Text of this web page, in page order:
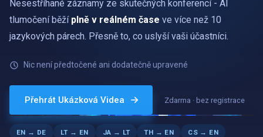
Nesestříhané záznamy ze skutečných konferencí - AI
tlumočení běží plně v reálném čase ve více než 10
jazykových párech. Přesně to, co uslyší vaši účastníci.
Nic není předtočené ani dodatečně upravené
Přehrát Ukázková Videa Zdarma · bez registrace
LIVE
„…und jeder Teilnehmer hört den Vortrag in seiner eigenen
Sprache.“
EN → DE LT → EN JA → LT TH → EN
CS → EN